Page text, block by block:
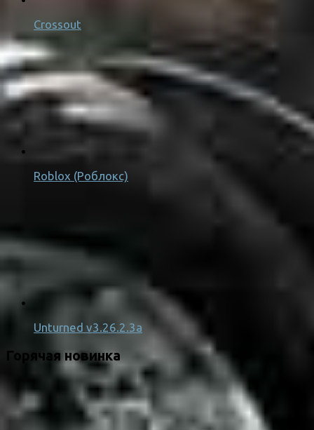
Crossout
Roblox (Роблокс)
Unturned v3.26.2.3a
Горячая новинка